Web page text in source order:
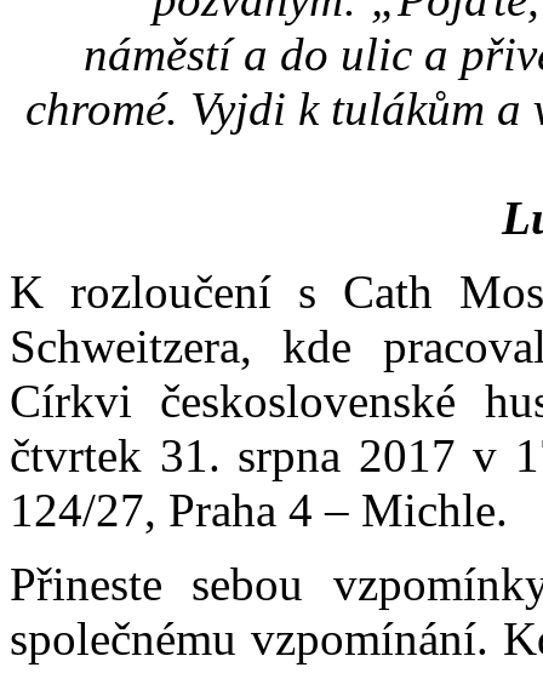
náměstí a do ulic a
chromé. Vyjdi k tulákům
K rozloučení s Cath
Schweitzera, kde
Církvi československé
čtvrtek 31. srpna 2017 v
124/27, Praha 4 – Michle.
Přineste sebou
společnému vzpomínání.